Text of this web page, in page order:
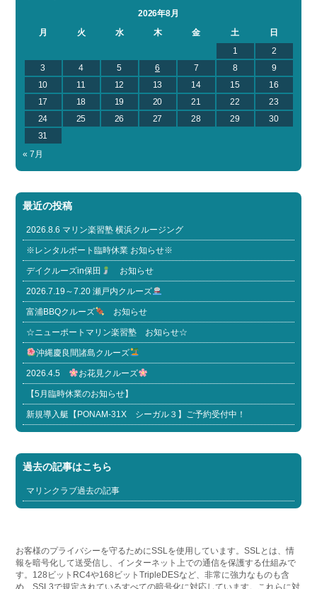
2026年8月
月
火 水 木 金 土
日
1
2
3
4 5 6 7 8
9
10
11 12 13 14 15
16
17
18 19 20 21 22
23
24
25 26 27 28 29
30
31
« 7月
最近の投稿
2026.8.6 マリン楽習塾 横浜クルージング
※レンタルボート臨時休業 お知らせ※
デイクルーズin保田 お知らせ
2026.7.19～7.20 瀬戸内クルーズ
富浦BBQクルーズ お知らせ
☆ニューポートマリン楽習塾 お知らせ☆
沖縄慶良間諸島クルーズ
2026.4.5 お花見クルーズ
【5月臨時休業のお知らせ】
新規導入艇【PONAM-31X シーガル３】ご予約受付中！
過去の記事はこちら
マリンクラブ過去の記事
お客様のプライバシーを守るためにSSLを使用しています。SSLとは、情
報を暗号化して送受信し、インターネット上での通信を保護する仕組みで
す。128ビットRC4や168ビットTripleDESなど、非常に強力なものも含